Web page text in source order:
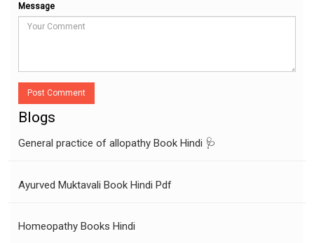
Message
Post Comment
Blogs
General practice of allopathy Book Hindi 🩺
Ayurved Muktavali Book Hindi Pdf
Homeopathy Books Hindi